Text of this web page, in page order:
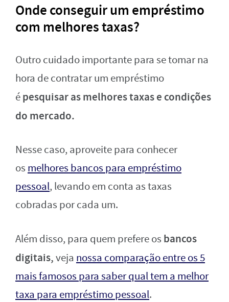
Onde conseguir um empréstimo
com melhores taxas?
Outro cuidado importante para se tomar na
hora de contratar um empréstimo
épesquisar as melhores taxas e condições
do mercado.
Nesse caso, aproveite para conhecer
os melhores bancos para empréstimo
pessoal, levando em conta as taxas
cobradas por cada um.
Além disso, para quem prefere os bancos
digitais,veja nossa comparação entre os 5
mais famosos para saber qual tem a melhor
taxa para empréstimo pessoal.